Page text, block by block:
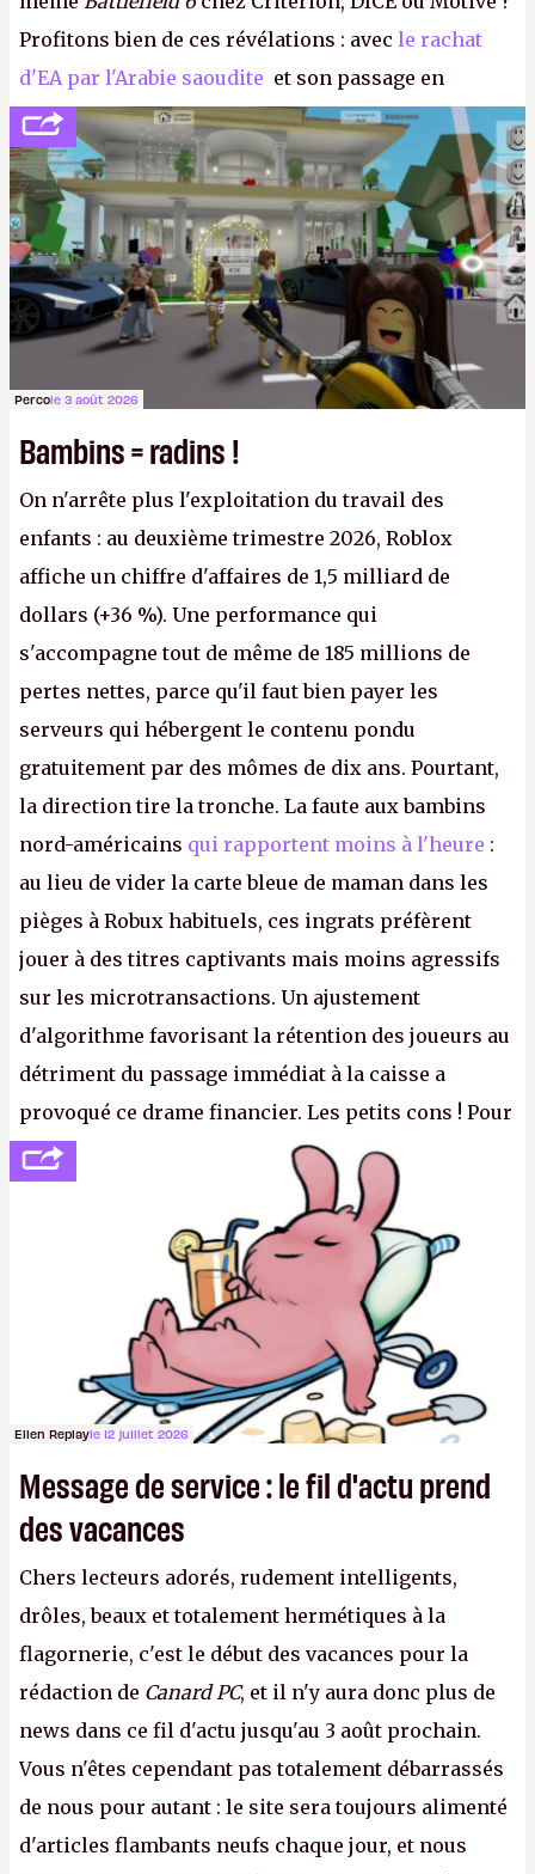
Profitons bien de ces révélations : avec le rachat
d'EA par l'Arabie saoudite et son passage en
société privée, l'éditeur n'aura bientôt plus
l'obligation de publier ses bilans. Encore une
victoire pour la transparence.P.
Percole 3 août 2026
Bambins = radins !
On n'arrête plus l'exploitation du travail des
enfants : au deuxième trimestre 2026, Roblox
affiche un chiffre d'affaires de 1,5 milliard de
dollars (+36 %). Une performance qui
s'accompagne tout de même de 185 millions de
pertes nettes, parce qu'il faut bien payer les
serveurs qui hébergent le contenu pondu
gratuitement par des mômes de dix ans. Pourtant,
la direction tire la tronche. La faute aux bambins
nord-américains qui rapportent moins à l'heure :
au lieu de vider la carte bleue de maman dans les
pièges à Robux habituels, ces ingrats préfèrent
jouer à des titres captivants mais moins agressifs
sur les microtransactions. Un ajustement
d'algorithme favorisant la rétention des joueurs au
détriment du passage immédiat à la caisse a
provoqué ce drame financier. Les petits cons ! Pour
se consoler, le PDG David Baszucki peut compter
sur le déblocage du jeu en Russie et l'explosion des
joueurs majeurs (+32 %). L'avenir appartient donc
aux adultes, qui ne sont jamais que des enfants
avec du pouvoir d'achat.P.
Ellen Replayle 12 juillet 2026
Message de service : le fil d'actu prend
des vacances
Chers lecteurs adorés, rudement intelligents,
drôles, beaux et totalement hermétiques à la
flagornerie, c'est le début des vacances pour la
rédaction de Canard PC, et il n'y aura donc plus de
news dans ce fil d'actu jusqu'au 3 août prochain.
Vous n'êtes cependant pas totalement débarrassés
de nous pour autant : le site sera toujours alimenté
d'articles flambants neufs chaque jour, et nous